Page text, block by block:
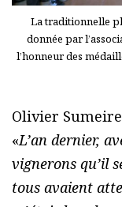
La traditionnelle
donnée par
l’honneur des
Olivier
«L’an dernier,
vignerons qu’il
tous avaient